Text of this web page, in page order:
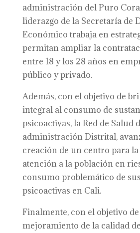
administración del Puro
liderazgo de la Secretaría de
Económico trabaja en
permitan ampliar la
entre 18 y los 28 años en
público y privado.
Además, con el objetivo de
integral al consumo de
psicoactivas, la Red de Salud
administración Distrital,
creación de un centro para
atención a la población en
consumo problemático de
psicoactivas en Cali.
Finalmente, con el objetivo
mejoramiento de la calidad